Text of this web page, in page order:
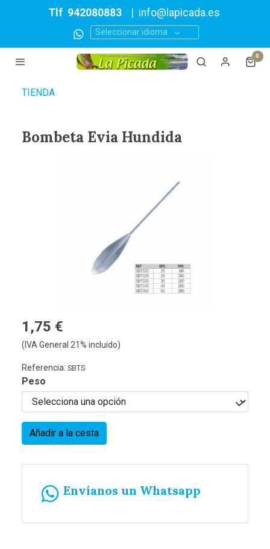
Tlf 942080883 info@lapicada.es
Seleccionar idioma
0
TIENDA
Bombeta Evia Hundida
1,75 €
(IVA General 21% incluido)
Referencia: SBTS
Peso
Añadir a la cesta
Envíanos un Whatsapp